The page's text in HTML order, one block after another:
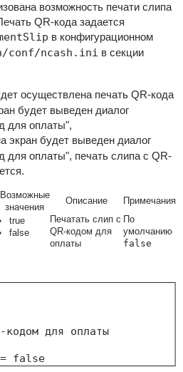
возможность печати слипа
QR-кода задается
в конфигурационном
conf/ncash.ini в секции
осуществлена печать QR-кода
будет выведен диалог
для оплаты",
экран будет выведен диалог
для оплаты", печать слипа с QR-
Возможные
значения
Описание Примечания
true
false
Печатать слип с
QR-кодом для
оплаты
По
умолчанию
false
кодом для оплаты
= false